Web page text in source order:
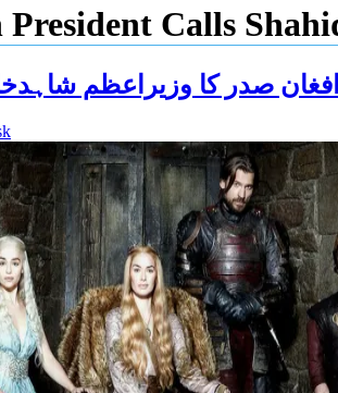
Calls
افغان صدر کا وزیراعظم